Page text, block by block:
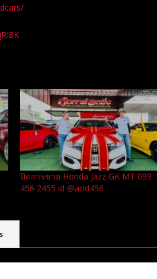
ปิดการขาย Honda Jazz GK MT 099
456 2455 id @aod456